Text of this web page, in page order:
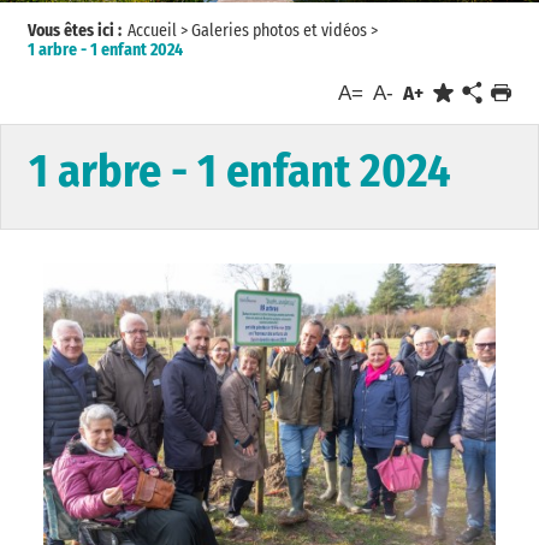
Vous êtes ici : Accueil>Galeries photos et vidéos>
1 arbre - 1 enfant 2024
A= A- A+
1 arbre - 1 enfant 2024